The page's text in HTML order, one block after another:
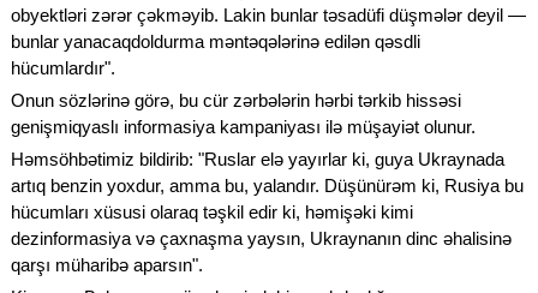
obyektləri zərər çəkməyib. Lakin bunlar təsadüfi düşmələr deyil —
bunlar yanacaqdoldurma məntəqələrinə edilən qəsdli
hücumlardır".
Onun sözlərinə görə, bu cür zərbələrin hərbi tərkib hissəsi
genişmiqyaslı informasiya kampaniyası ilə müşayiət olunur.
Həmsöhbətimiz bildirib: "Ruslar elə yayırlar ki, guya Ukraynada
artıq benzin yoxdur, amma bu, yalandır. Düşünürəm ki, Rusiya bu
hücumları xüsusi olaraq təşkil edir ki, həmişəki kimi
dezinformasiya və çaxnaşma yaysın, Ukraynanın dinc əhalisinə
qarşı müharibə aparsın".